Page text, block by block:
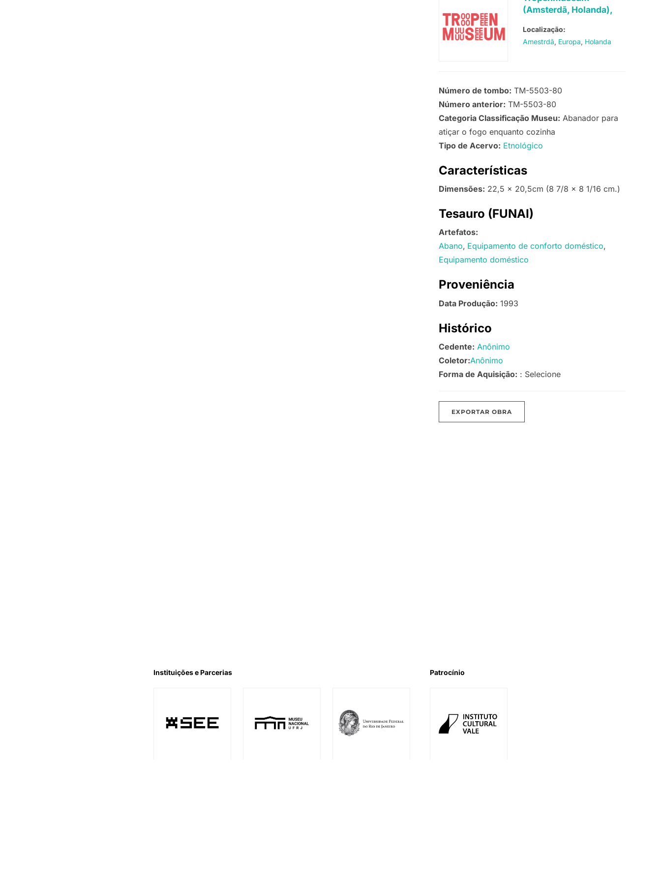
(Amsterdã, Holanda),
Localização:
Amestrdã Europa Holanda
Número de tombo: TM-5503-80
Número anterior: TM-5503-80
Categoria Classificação Museu: Abanador para
atiçar o fogo enquanto cozinha
Tipo de Acervo: Etnológico
Características
Dimensões: 22,5 x 20,5cm (8 7/8 x 8 1/16 cm.)
Tesauro (FUNAI)
Artefatos:
Abano Equipamento de conforto doméstico
Equipamento doméstico
Proveniência
Data Produção: 1993
Histórico
Cedente: Anônimo
Coletor:Anônimo
Forma de Aquisição: : Selecione
EXPORTAR OBRA
Instituições e Parcerias Patrocínio